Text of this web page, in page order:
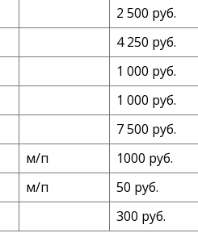
2 500 руб.
4 250 руб.
1 000 руб.
1 000 руб.
7 500 руб.
м/п
1000 руб.
м/п
50 руб.
300 руб.